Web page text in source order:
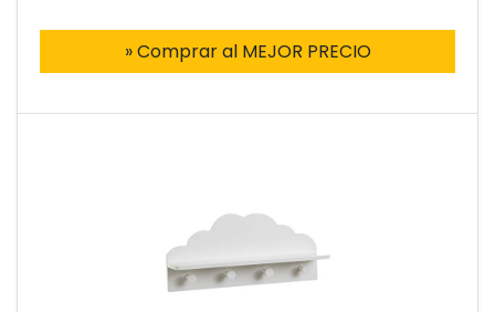
» Comprar al MEJOR PRECIO